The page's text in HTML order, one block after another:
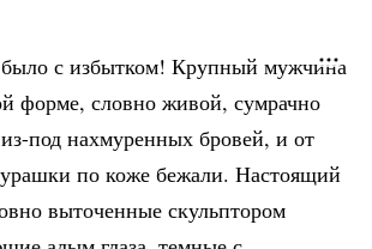
с избытком! Крупный мужчина
форме, словно живой, сумрачно
под нахмуренных бровей, и от
по коже бежали. Настоящий
выточенные скульптором